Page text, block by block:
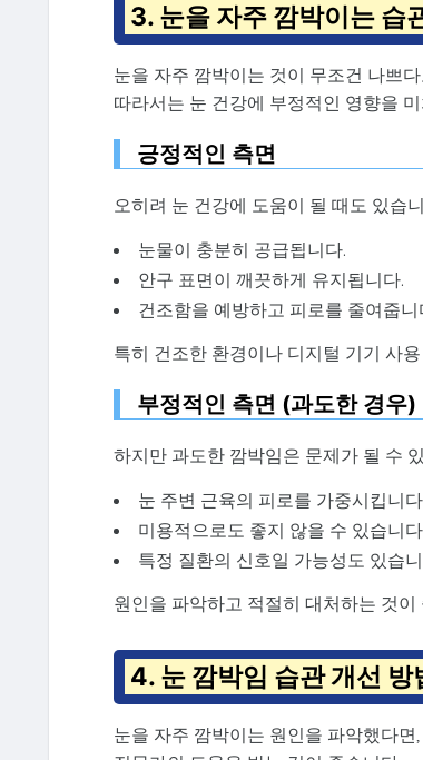
3. 눈을 자주 깜박이는 습
눈을 자주 깜박이는 것이 무조건 나쁘
따라서는 눈 건강에 부정적인 영향을
긍정적인 측면
오히려 눈 건강에 도움이 될 때도 있습
눈물이 충분히 공급됩니다.
안구 표면이 깨끗하게 유지됩니다.
건조함을 예방하고 피로를 줄여줍니
특히 건조한 환경이나 디지털 기기 사
부정적인 측면 (과도한 경우)
하지만 과도한 깜박임은 문제가 될 수
눈 주변 근육의 피로를 가중시킵니
미용적으로도 좋지 않을 수 있습니
특정 질환의 신호일 가능성도 있습
원인을 파악하고 적절히 대처하는 것이
4. 눈 깜박임 습관 개선 방
눈을 자주 깜박이는 원인을 파악했다